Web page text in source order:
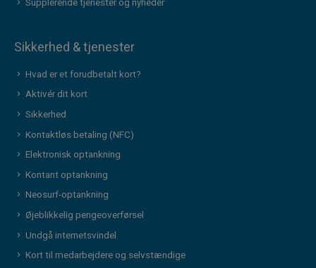
Sikkerhed & tjenester
Hvad er et forudbetalt kort?
Aktivér dit kort
Sikkerhed
Kontaktløs betaling (NFC)
Elektronisk optankning
Kontant optankning
Neosurf-optankning
Øjeblikkelig pengeoverførsel
Undgå internetsvindel
Kort til medarbejdere og selvstændige